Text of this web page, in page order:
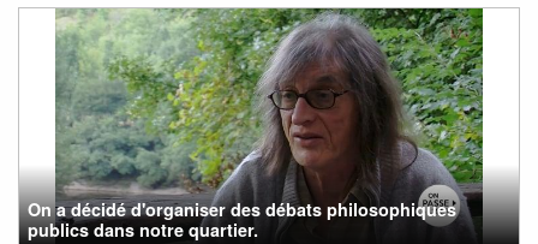
On a décidé d'organiser des débats philosophiques
publics dans notre quartier.